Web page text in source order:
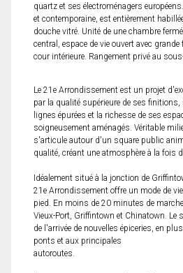
quartz et ses électroménagers
et contemporaine, est entièrement
douche vitré. Unité de une chambre
central, espace de vie ouvert avec
cour intérieure. Rangement privé au
Le 21e Arrondissement est un projet
par la qualité supérieure de ses
lignes épurées et la richesse de ses
soigneusement aménagés. Véritable
s'articule autour d'un square public
qualité, créant une atmosphère à la fois
Idéalement situé à la jonction de
21e Arrondissement offre un mode de
pied. En moins de 20 minutes de
Vieux-Port, Griffintown et Chinatown. Le
de l'arrivée de nouvelles épiceries, en
ponts et aux principales
autoroutes.